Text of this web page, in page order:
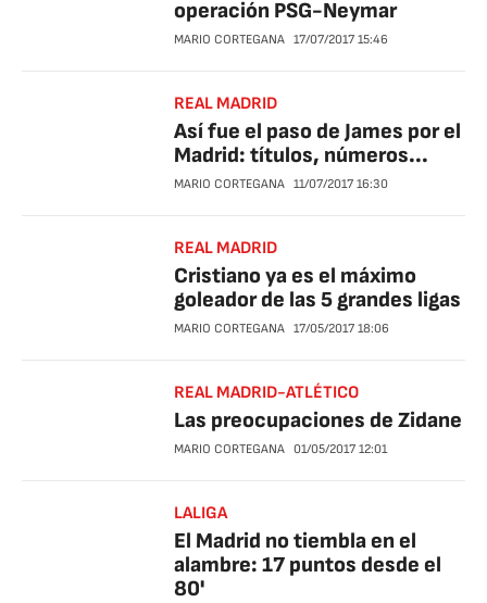
operación PSG-Neymar
MARIO CORTEGANA 17/07/2017 15:46
REAL MADRID
Así fue el paso de James por el
Madrid: títulos, números...
MARIO CORTEGANA 11/07/2017 16:30
REAL MADRID
Cristiano ya es el máximo
goleador de las 5 grandes ligas
MARIO CORTEGANA 17/05/2017 18:06
REAL MADRID-ATLÉTICO
Las preocupaciones de Zidane
MARIO CORTEGANA 01/05/2017 12:01
LALIGA
El Madrid no tiembla en el
alambre: 17 puntos desde el
80'